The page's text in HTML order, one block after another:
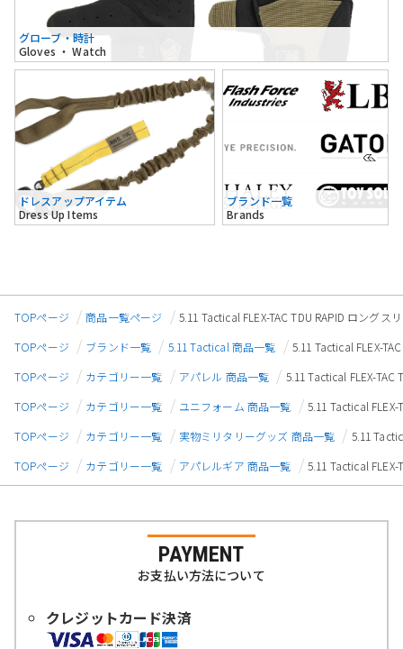
グローブ・時計
Gloves ・ Watch
ドレスアップアイテム
Dress Up Items
ブランド一覧
Brands
TOPページ 商品一覧ページ
5.11 Tactical FLEX-TAC TDU RAPID ロング
TOPページ
ブランド一覧 5.11 Tactical 商品一覧
5.11 Tactical FLEX-
TOPページ
カテゴリー一覧 アパレル 商品一覧
5.11 Tactical FLEX-
TOPページ
カテゴリー一覧 ユニフォーム 商品一覧
5.11 Tactical
TOPページ
カテゴリー一覧 実物ミリタリーグッズ 商品一覧
5.11
TOPページ
カテゴリー一覧 アパレルギア 商品一覧 5.11 Tactical
PAYMENT
お支払い方法について
クレジットカード決済